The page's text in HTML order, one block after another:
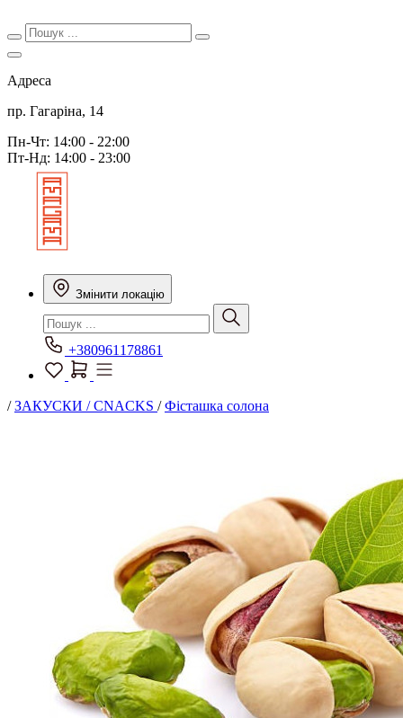
Адреса
пр. Гагаріна, 14
Пн-Чт: 14:00 - 22:00
Пт-Нд: 14:00 - 23:00
Змінити локацію
+380961178861
/ЗАКУСКИ / CNACKS /Фісташка солона